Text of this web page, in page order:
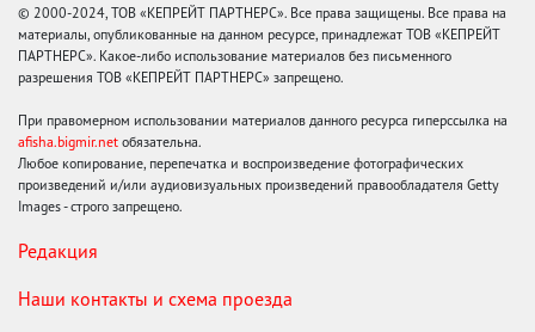
© 2000-2024, ТОВ «КЕПРЕЙТ ПАРТНЕРС». Все права защищены. Все права на
материалы, опубликованные на данном ресурсе, принадлежат ТОВ «КЕПРЕЙТ
ПАРТНЕРС». Какое-либо использование материалов без письменного
разрешения ТОВ «КЕПРЕЙТ ПАРТНЕРС» запрещено.
При правомерном использовании материалов данного ресурса гиперссылка на
afisha.bigmir.net обязательна.
Любое копирование, перепечатка и воспроизведение фотографических
произведений и/или аудиовизуальных произведений правообладателя Getty
Images - строго запрещено.
Редакция
Наши контакты и схема проезда